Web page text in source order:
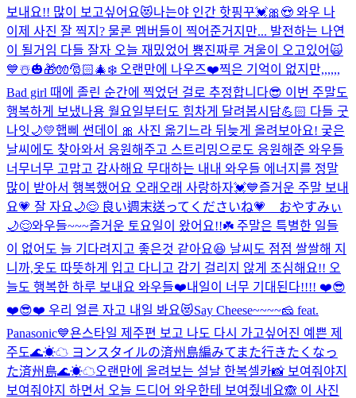
보내요!! 많이 보고싶어요😻나는야 인간 핫핑꾸💓🎀😍 와우 나
이제 사진 잘 찍지? 물론 멤버들이 찍어준거지만... 발전하는 나연
이 될거임 다들 잘자 오늘 재밌었어 뿅진짜루 겨울이 오고있어🙀
💙☃️🎃🎁🧤🎅🏻🎄❄️ 오랜만에 나우즈❤️찍은 기억이 없지만,,,,,,
Bad girl 때에 졸린 순간에 찍었던 걸로 추정합니다😎 이번 주말도
행복하게 보냈나용 월요일부터도 힘차게 달려봅시담💪🏻 다들 굿
나잇🌙💛햅삐 썬데이 🎀 사진 옮기느라 뒤늦게 올려보아요! 궂은
날씨에도 찾아와서 응원해주고 스트리밍으로도 응원해준 와우들
너무너무 고맙고 감사해요 무대하는 내내 와우들 에너지를 정말
많이 받아서 행복했어요 오래오래 사랑하자💓💙즐거운 주말 보내
요💗 잘 자요🌙😌 良い週末送ってくださいね💗 おやすみぃ
🌙😌와우들~~~즐거운 토요일이 왔어요!!☘️ 주말은 특별한 일들
이 없어도 늘 기다려지고 좋은것 같아요😆 날씨도 점점 쌀쌀해 지
니까,옷도 따뜻하게 입고 다니고 감기 걸리지 않게 조심해요!! 오
늘도 행복한 하루 보내요 와우들❤️내일이 너무 기대된다!!!! ❤️😎
❤️😎❤️ 우리 얼른 자고 내일 봐요😻Say Cheese~~~~🧀 feat.
Panasonic💙욘스타일 제주편 보고 나도 다시 가고싶어진 예쁜 제
주도🌊☀︎☁︎ ヨンスタイルの済州島編みてまた行きたくなっ
た済州島🌊☀︎☁︎오랜만에 올려보는 설날 한복셀카📸 보여줘야지
보여줘야지 하면서 오늘 드디어 와우한테 보여줬네요🙈 이 사진